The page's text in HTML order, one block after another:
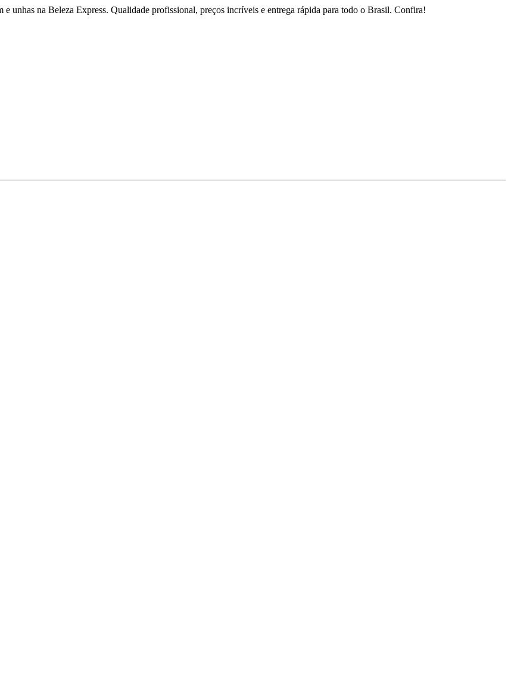
e unhas na Beleza Express. Qualidade profissional, preços incríveis e entrega rápida para todo o Brasil. Confira!